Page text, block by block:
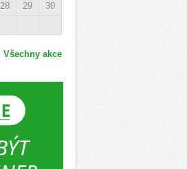
28 29
30
Všechny akce